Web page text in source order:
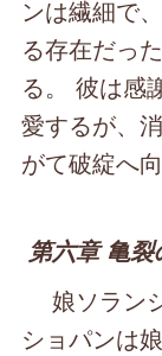
ンは繊細で
る存在だっ
る。 彼は感
愛するが、
がて破綻へ向
第六章 亀
娘ソラン
ショパンは